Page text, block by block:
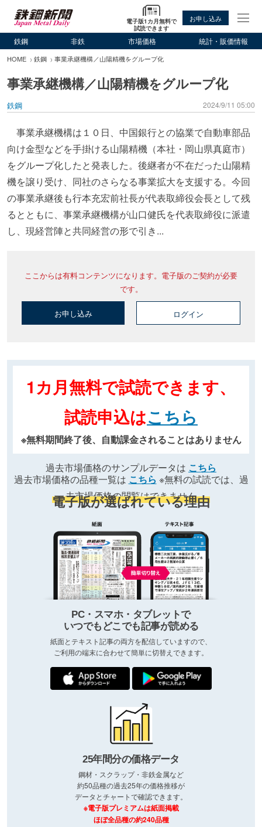
電子版1カ月無料で
試読できます
お申し込み
鉄鋼 非鉄 市場価格 統計・販価情報
HOME 鉄鋼 事業承継機構／山陽精機をグループ化
事業承継機構／山陽精機をグループ化
鉄鋼 2024/9/11 05:00
事業承継機構は１０日、中国銀行との協業で自動車部品
向け金型などを手掛ける山陽精機（本社・岡山県真庭市）
をグループ化したと発表した。後継者が不在だった山陽精
機を譲り受け、同社のさらなる事業拡大を支援する。今回
の事業承継後も行本充宏前社長が代表取締役会長として残
るとともに、事業承継機構が山口健氏を代表取締役に派遣
し、現経営陣と共同経営の形で引き...
ここからは有料コンテンツになります。電子版のご契約が必要
です。
お申し込み ログイン
1カ月無料で試読できます、
試読申込はこちら
※無料期間終了後、自動課金されることはありません
過去市場価格のサンプルデータは こちら
過去市場価格の品種一覧は こちら ※無料の試読では、過
去市場価格の閲覧はできません
電子版が選ばれている理由
PC・スマホ・タブレットで
いつでもどこでも記事が読める
紙面とテキスト記事の両方を配信していますので、
ご利用の端末に合わせて簡単に切替えできます。
25年間分の価格データ
鋼材・スクラップ・非鉄金属など
約50品種の過去25年の価格推移が
データとチャートで確認できます。
※電子版プレミアムは紙面掲載
ほぼ全品種の約240品種